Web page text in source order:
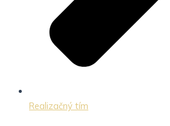
Realizačný tím